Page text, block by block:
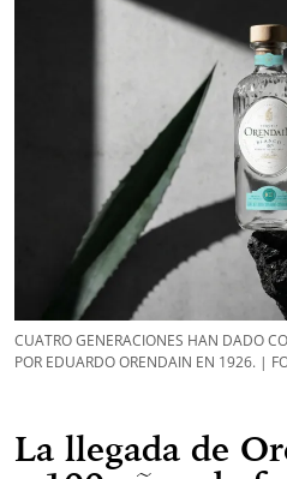
CUATRO GENERACIONES HAN DADO
POR EDUARDO ORENDAIN EN 1926. |
La llegada de